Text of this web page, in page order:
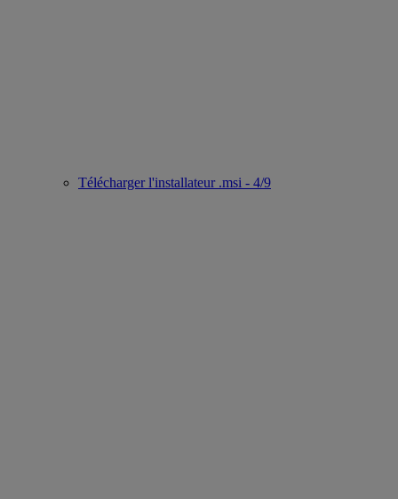
Télécharger l'installateur .msi - 4/9